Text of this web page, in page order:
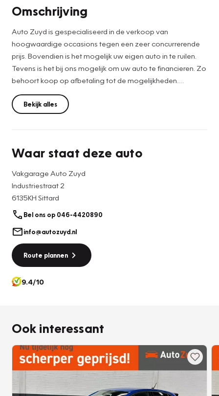
Omschrijving
Auto Zuyd is gespecialiseerd in de verkoop van
hoogwaardige occasions tegen een zeer concurrerende
prijs. Bovendien is het mogelijk uw eigen auto in te ruilen.
Tevens is het bij ons mogelijk om uw auto te financieren. Zo
behoort koop op afbetaling tot de mogelijkheden.
De vermelde prijs is een netto internetprijs waar geen
verplichte afleverkosten bij komen. Vanaf 3.000 EUR is
iedere auto voorzien van minimaal 6 maanden APK,
Onze advertenties worden met grote zorgvuldigheid
advertenties fouten bevatten, hieraan kunnen geen rechten
worden ontleend. Graag willen wij u erop attenderen dat u
zelf zorg draagt voor het nakijken van de opties die uw
keuze kunnen beïnvloeden.
van 08:15 tot 17.30 en zaterdag van 10:00 tot 17.00 uur.
Voor meer informatie bel 046 - 442 08 90 of kijk ook op
www.autozuyd.nl.
Bekijk alles
Waar staat deze auto
Vakgarage Auto Zuyd
Industriestraat 2
6135KH Sittard
Bel ons op 046-4420890
info@autozuyd.nl
Route plannen
9.4/10
Ook interessant